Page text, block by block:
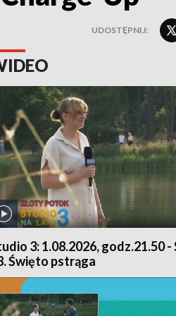
UDOSTĘPNIJ:
3: 1.08.2026, godz.21.50 -
Święto pstrąga